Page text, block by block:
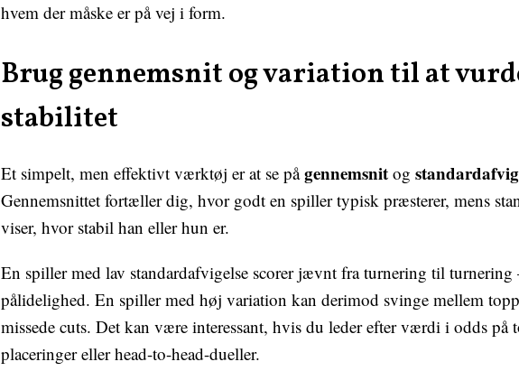
hvem der måske er på vej i form.
Brug gennemsnit og variation til at
stabilitet
Et simpelt, men effektivt værktøj er at se pågennemsnit og
Gennemsnittet fortæller dig, hvor godt en spiller typisk præsterer, mens
viser, hvor stabil han eller hun er.
En spiller med lav standardafvigelse scorer jævnt fra turnering til turnering
pålidelighed. En spiller med høj variation kan derimod svinge mellem
missede cuts. Det kan være interessant, hvis du leder efter værdi i odds på
placeringer eller head-to-head-dueller.